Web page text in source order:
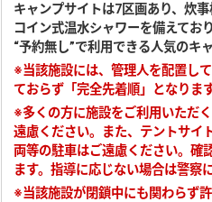
キャンプサイトは7区画あり、炊
コイン式温水シャワーを備えており
“予約無し”で利用できる人気のキ
※当該施設には、管理人を配置し
ておらず「完全先着順」となります
※多くの方に施設をご利用いただ
遠慮ください。また、テントサイ
両等の駐車はご遠慮ください。確
ます。指導に応じない場合は警察
※当該施設が閉鎖中にも関わらず